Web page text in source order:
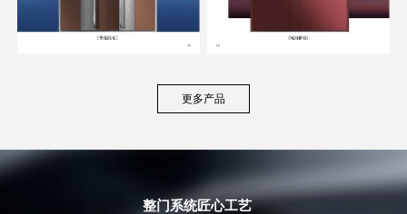
更多产品
整门系统匠心工艺